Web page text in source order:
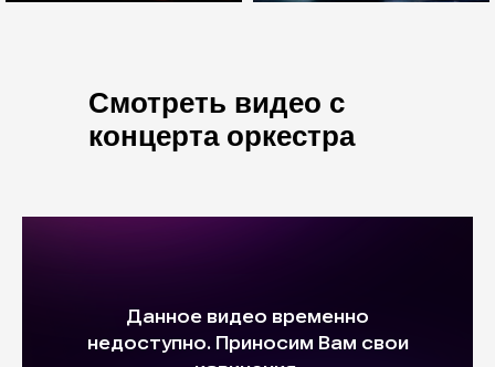
Смотреть видео с
концерта оркестра